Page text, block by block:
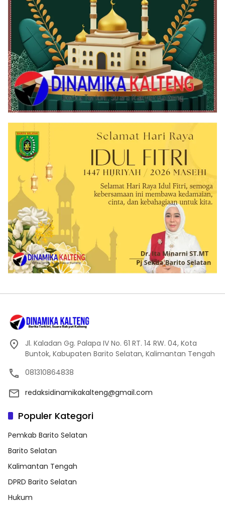
Jl. Kaladan Gg. Palapa IV No. 61 RT. 14 RW. 04, Kota
Buntok, Kabupaten Barito Selatan, Kalimantan Tengah
081310864838
redaksidinamikakalteng@gmail.com
Populer Kategori
Pemkab Barito Selatan
Barito Selatan
Kalimantan Tengah
DPRD Barito Selatan
Hukum